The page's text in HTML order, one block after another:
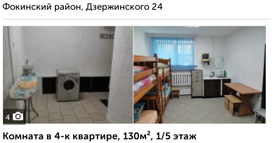
Фокинский район, Дзержинского 24
4
Комната в 4-к квартире, 130м², 1/5 этаж